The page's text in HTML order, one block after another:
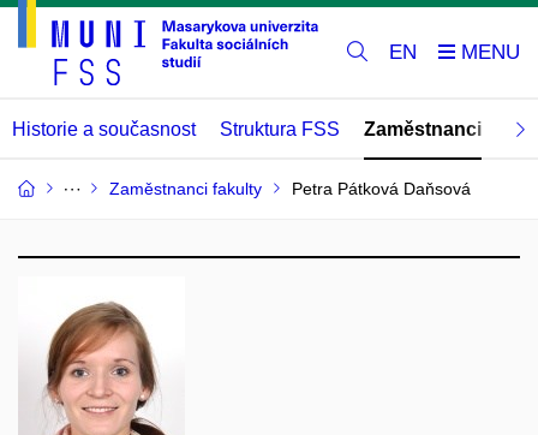
EN
Historie a současnost Struktura FSS Zaměstnanci
Zaměstnanci fakulty Petra Pátková Daňsová